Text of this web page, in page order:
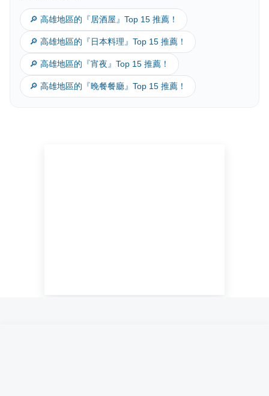
🔎 高雄地區的『居酒屋』Top 15 推薦！
🔎 高雄地區的『日本料理』Top 15 推薦！
🔎 高雄地區的『宵夜』Top 15 推薦！
🔎 高雄地區的『晚餐餐廳』Top 15 推薦！